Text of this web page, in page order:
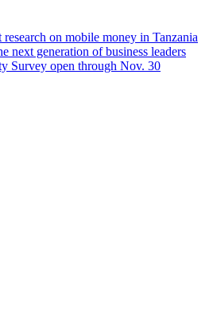
on mobile money in Tanzania
next generation of business leaders
Survey open through Nov. 30